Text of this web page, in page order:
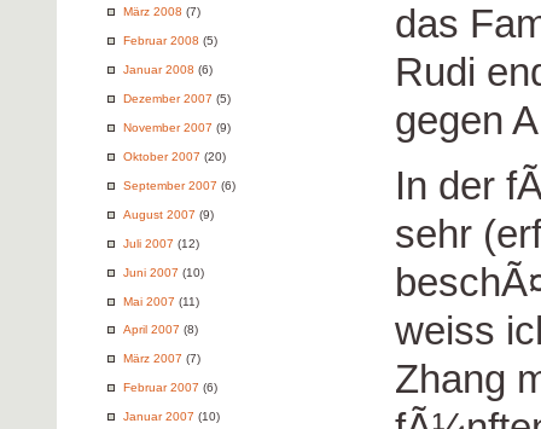
März 2008 (7)
Februar 2008 (5)
Januar 2008 (6)
Dezember 2007 (5)
November 2007 (9)
Oktober 2007 (20)
September 2007 (6)
August 2007 (9)
Juli 2007 (12)
Juni 2007 (10)
Mai 2007 (11)
April 2007 (8)
März 2007 (7)
Februar 2007 (6)
Januar 2007 (10)
das
Rudi
gegen
In der
sehr
weiss
Zhang